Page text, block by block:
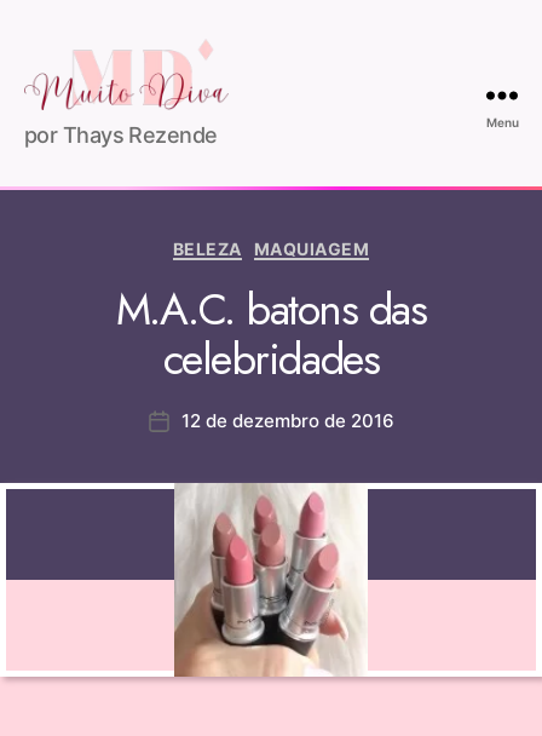
por Thays Rezende
Menu
BELEZA MAQUIAGEM
M.A.C. batons das
celebridades
12 de dezembro de 2016